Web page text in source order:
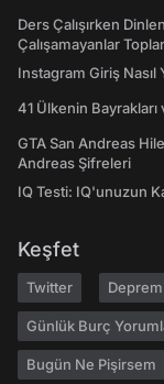
Ders Çalışırken
Çalışamayanlar
Instagram Giriş Nasıl
41 Ülkenin Bayrakları
GTA San Andreas
Andreas Şifreleri
IQ Testi: IQ'unuzun
Keşfet
Twitter Deprem
Günlük Burç
Bugün Ne Pişirsem